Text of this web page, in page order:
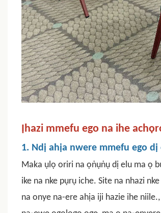
Ịhazi mmefu ego na ihe
1. Ndị ahịa nwere mmefu ego
Maka ụlọ oriri na ọṅụṅụ dị elu ma ọ
ike na nke pụrụ iche. Site na nhazi
na onye na-ere ahịa iji hazie ihe niile.,